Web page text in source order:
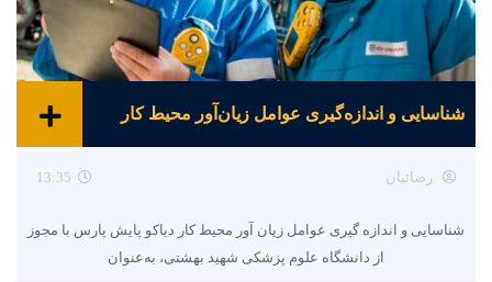
شناسایی و اندازه‌گیری عوامل زیان‌آور محیط کار
رضائیان 13:35
شناسایی و اندازه گیری عوامل زیان آور محیط کار دیاکو پایش پارس با مجوز
از دانشگاه علوم پزشکی شهید بهشتی، به‌عنوان